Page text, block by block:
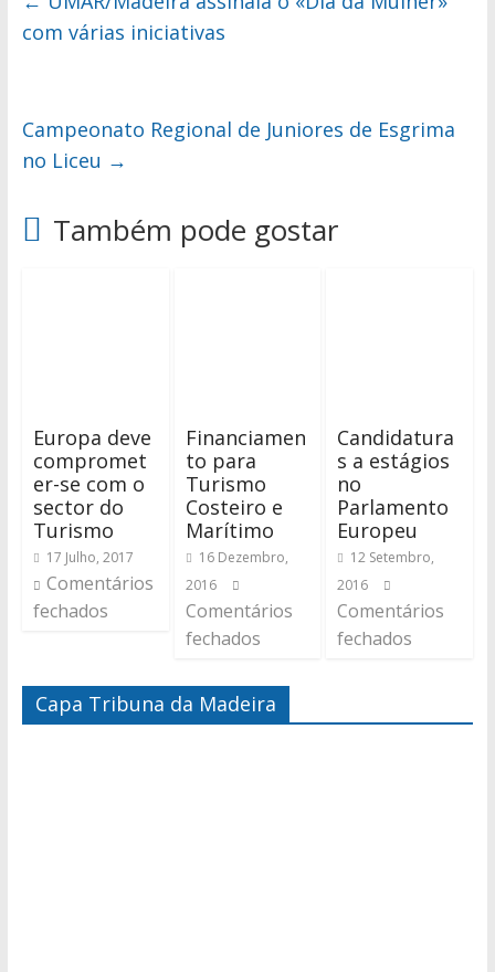
com várias iniciativas
Campeonato Regional de Juniores de Esgrima
no Liceu →
Também pode gostar
Europa deve
compromet
er-se com o
sector do
Turismo
17 Julho, 2017
Comentários
fechados
Financiamen
to para
Turismo
Costeiro e
Marítimo
16 Dezembro,
2016
Comentários
fechados
Candidatura
s a estágios
no
Parlamento
Europeu
12 Setembro,
2016
Comentários
fechados
Capa Tribuna da Madeira